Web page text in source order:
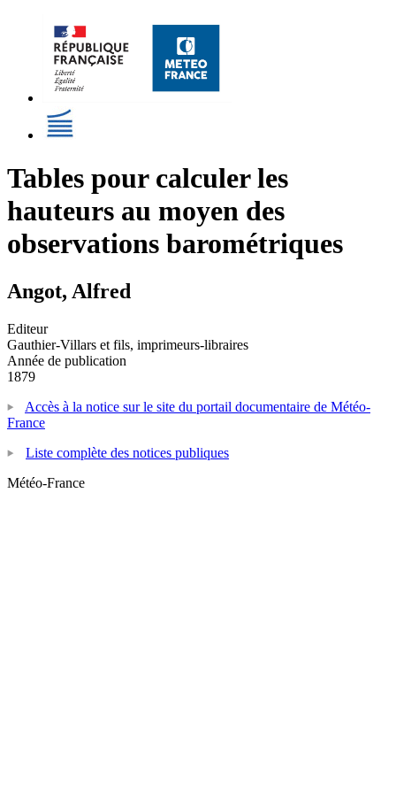
Tables pour calculer les
hauteurs au moyen des
observations barométriques
Angot, Alfred
Editeur
Gauthier-Villars et fils, imprimeurs-libraires
Année de publication
1879
Accès à la notice sur le site du portail documentaire de Météo-
France
Liste complète des notices publiques
Météo-France